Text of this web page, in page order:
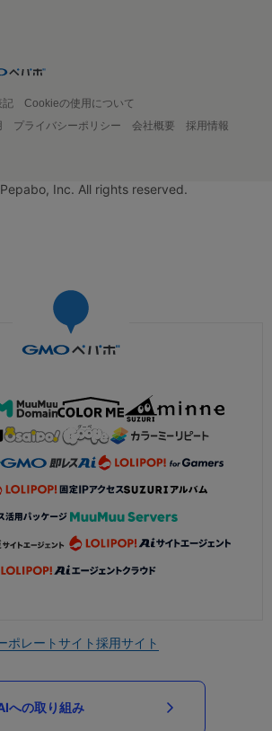
記
Cookieの使用について
プライバシーポリシー 会社概要
採用情報
Inc. All rights reserved.
ポレートサイト採用サイト
への取り組み